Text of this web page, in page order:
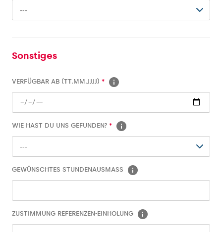
Glossar
Alle anzeigen
---
Sonstiges
VERFÜGBAR AB (TT.MM.JJJJ) *
WIE HAST DU UNS GEFUNDEN? *
---
GEWÜNSCHTES STUNDENAUSMASS
ZUSTIMMUNG REFERENZEN-EINHOLUNG